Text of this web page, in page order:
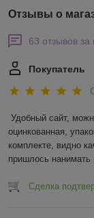
Отзывы о
63 отзывов за
Покупатель
Удобный сайт,
оцинкованная,
комплекте, видно
пришлось нанимать
Сделка